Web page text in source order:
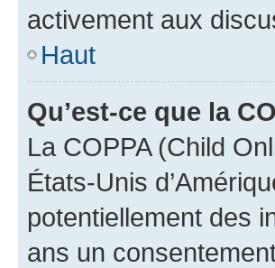
activement aux
Haut
Qu’est-ce que la
La COPPA (Child
États-Unis
potentiellement des
ans un